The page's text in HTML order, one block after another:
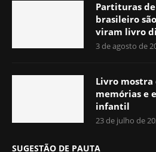
Partituras
brasileiro
viram livro
3 de agosto de
Livro mostra
memórias e
infantil
23 de julho de
SUGESTÃO DE PAUTA